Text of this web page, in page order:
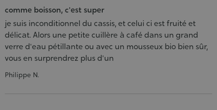
comme boisson, c'est super
je suis inconditionnel du cassis, et celui ci est fruité et
délicat. Alors une petite cuillère à café dans un grand
verre d'eau pétillante ou avec un mousseux bio bien sûr,
vous en surprendrez plus d'un
Philippe N.